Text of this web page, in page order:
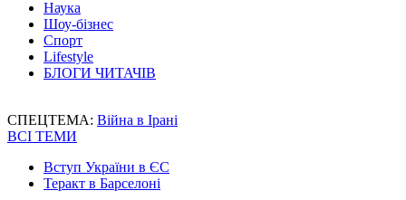
Наука
Шоу-бізнес
Спорт
Lifestyle
БЛОГИ ЧИТАЧІВ
СПЕЦТЕМА: Війна в Ірані
ВСІ ТЕМИ
Вступ України в ЄС
Теракт в Барселоні